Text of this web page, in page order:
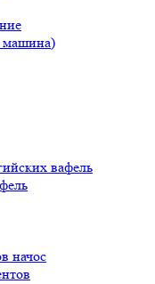
машина)
вафель
начос